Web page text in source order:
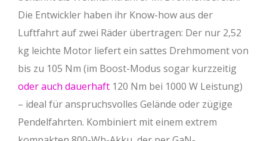
Die Entwickler haben ihr Know-how aus der
Luftfahrt auf zwei Räder übertragen: Der nur 2,52
kg leichte Motor liefert ein sattes Drehmoment von
bis zu 105 Nm (im Boost-Modus sogar kurzzeitig
oder auch dauerhaft 120 Nm bei 1000 W Leistung)
– ideal für anspruchsvolles Gelände oder zügige
Pendelfahrten. Kombiniert mit einem extrem